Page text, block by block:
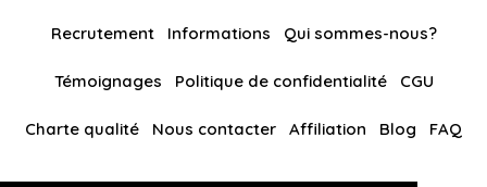
Recrutement Informations Qui sommes-nous?
Témoignages Politique de confidentialité CGU
Charte qualité Nous contacter Affiliation Blog FAQ